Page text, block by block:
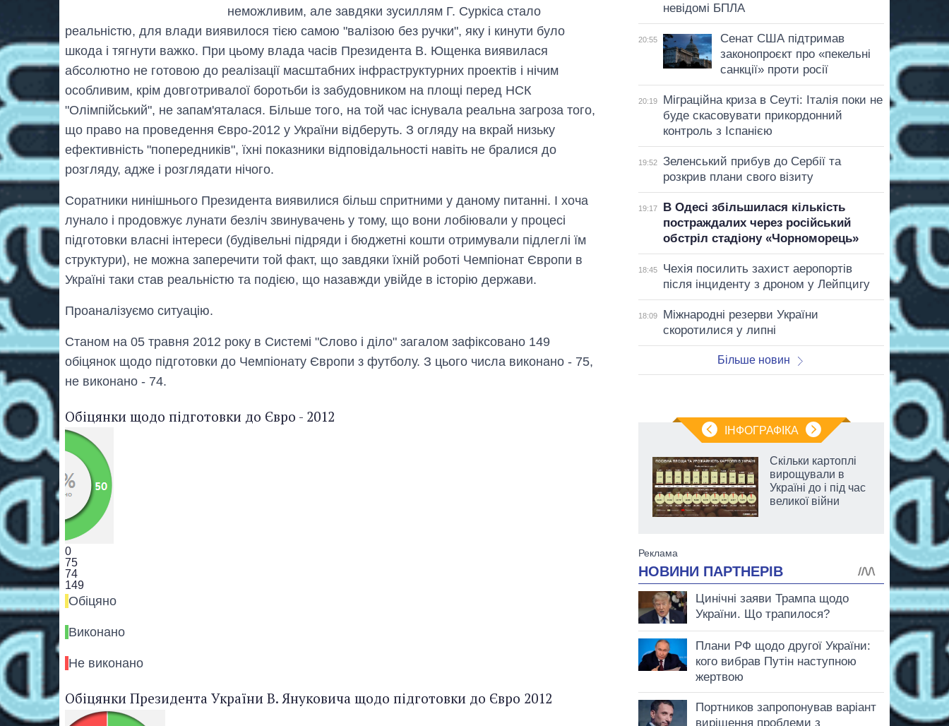
неможливим, але завдяки зусиллям Г. Суркіса стало
реальністю, для влади виявилося тією самою "валізою без ручки", яку і кинути було
шкода і тягнути важко. При цьому влада часів Президента В. Ющенка виявилася
абсолютно не готовою до реалізації масштабних інфраструктурних проектів і нічим
особливим, крім довготривалої боротьби із забудовником на площі перед НСК
"Олімпійський", не запам'яталася. Більше того, на той час існувала реальна загроза того,
що право на проведення Євро-2012 у України відберуть. З огляду на вкрай низьку
ефективність "попередників", їхні показники відповідальності навіть не бралися до
розгляду, адже і розглядати нічого.
Соратники нинішнього Президента виявилися більш спритними у даному питанні. І хоча
лунало і продовжує лунати безліч звинувачень у тому, що вони лобіювали у процесі
підготовки власні інтереси (будівельні підряди і бюджетні кошти отримували підлеглі їм
структури), не можна заперечити той факт, що завдяки їхній роботі Чемпіонат Європи в
Україні таки став реальністю та подією, що назавжди увійде в історію держави.
Проаналізуємо ситуацію.
Станом на 05 травня 2012 року в Системі "Слово і діло" загалом зафіксовано 149
обіцянок щодо підготовки до Чемпіонату Європи з футболу. З цього числа виконано - 75,
не виконано - 74.
Обіцянки щодо підготовки до Євро - 2012
0
75
74
149
Обiцяно
Виконано
Не виконано
Обіцянки Президента України В. Януковича щодо підготовки до Євро 2012
невідомі БПЛА
20:55
Сенат США підтримав
законопроєкт про «пекельні
санкції» проти росії
20:19
Міграційна криза в Сеуті: Італія поки не
буде скасовувати прикордонний
контроль з Іспанією
19:52
Зеленський прибув до Сербії та
розкрив плани свого візиту
19:17
В Одесі збільшилася кількість
постраждалих через російський
обстріл стадіону «Чорноморець»
18:45
Чехія посилить захист аеропортів
після інциденту з дроном у Лейпцигу
18:09
Міжнародні резерви України
скоротилися у липні
Більше новин
ІНФОГРАФІКА
Скільки картоплі
вирощували в
Україні до і під час
великої війни